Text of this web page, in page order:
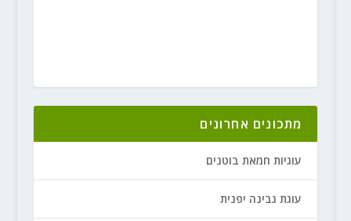
מתכונים אחרונים
עוגיות חמאת בוטנים
עוגת גבינה יפנית